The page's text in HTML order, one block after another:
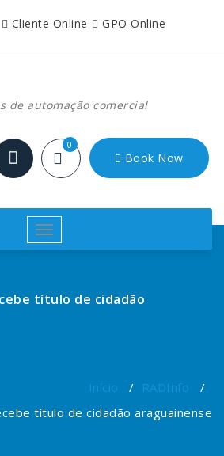
Cliente Online GPO Online
de automação comercial
0
Book Now
Alternar
navegação
título de cidadão
Início / RADInfo /
título de cidadão araguainense